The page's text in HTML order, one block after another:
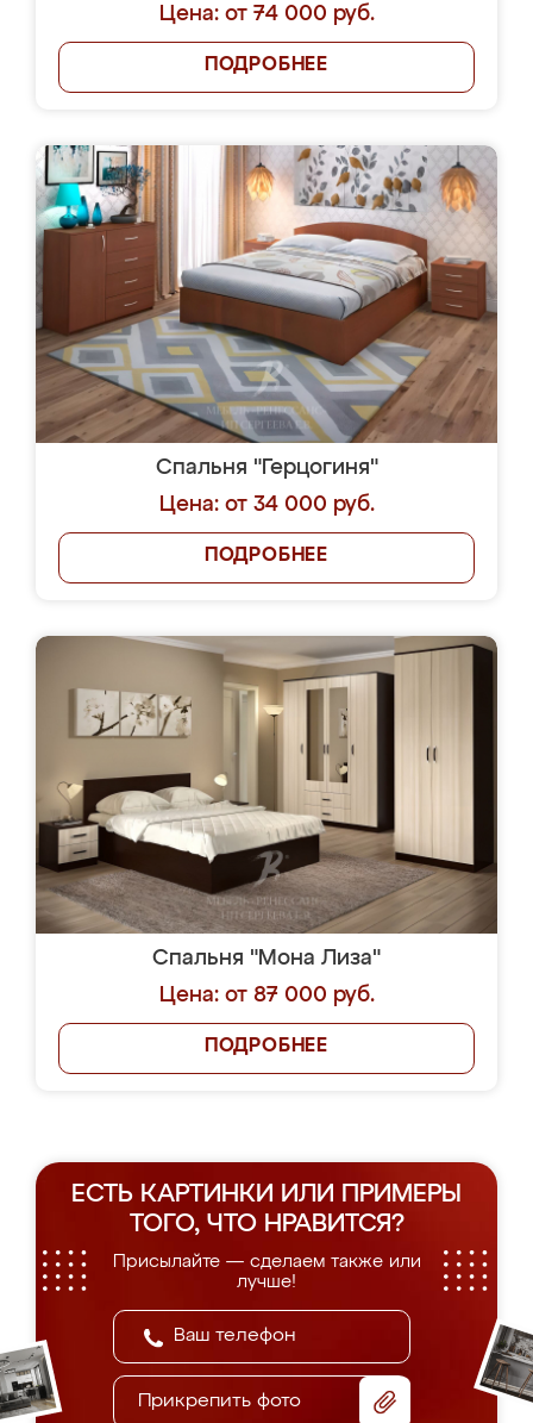
Цена: от 74 000 руб.
ПОДРОБНЕЕ
Спальня "Герцогиня"
Цена: от 34 000 руб.
ПОДРОБНЕЕ
Спальня "Мона Лиза"
Цена: от 87 000 руб.
ПОДРОБНЕЕ
ЕСТЬ КАРТИНКИ ИЛИ ПРИМЕРЫ
ТОГО, ЧТО НРАВИТСЯ?
Присылайте — сделаем также или
лучше!
Прикрепить фото